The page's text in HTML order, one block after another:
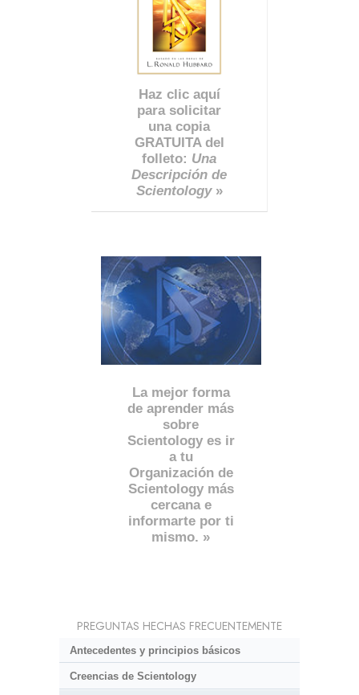
Haz clic aquí
para solicitar
una copia
GRATUITA del
folleto: Una
Descripción de
Scientology»
La mejor forma
de aprender más
sobre
Scientology es ir
a tu
Organización de
Scientology más
cercana e
informarte por ti
mismo. »
PREGUNTAS HECHAS FRECUENTEMENTE
Antecedentes y principios básicos
Creencias de Scientology